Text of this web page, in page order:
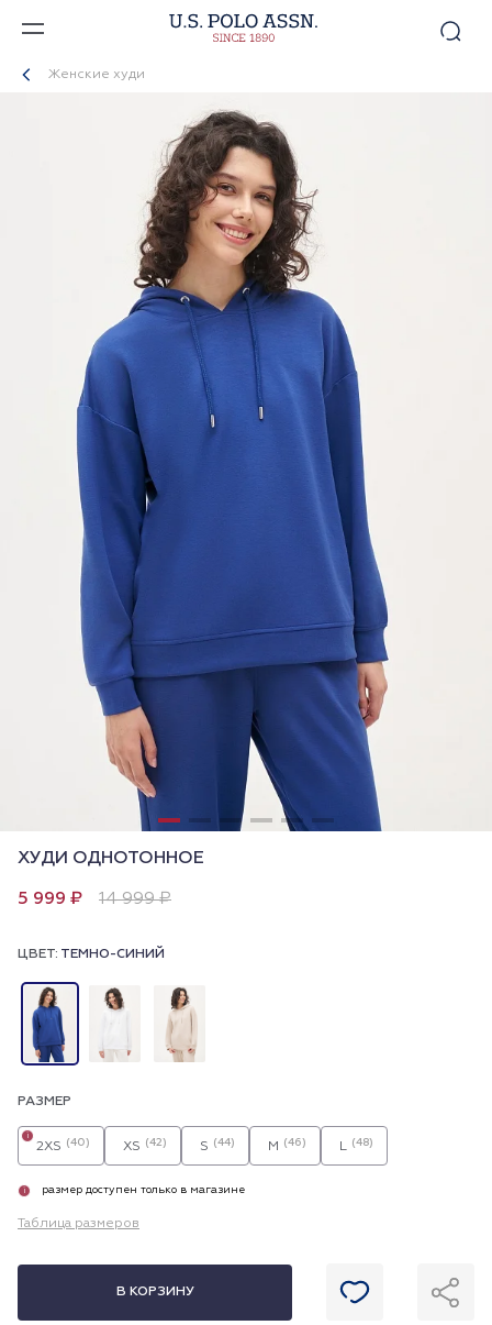
Женские худи
ХУДИ ОДНОТОННОЕ
5 999 ₽ 14 999 ₽
ЦВЕТ: ТЕМНО-СИНИЙ
РАЗМЕР
2XS (40)
i
XS (42) S (44) M (46) L (48)
i размер доступен только в магазине
Таблица размеров
В КОРЗИНУ